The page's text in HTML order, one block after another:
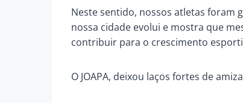
Neste sentido, nossos atletas foram
nossa cidade evolui e mostra que
contribuir para o crescimento
O JOAPA, deixou laços fortes de